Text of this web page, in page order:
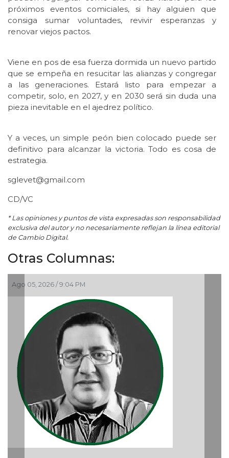
próximos eventos comiciales, si hay alguien que
consiga sumar voluntades, revivir esperanzas y
renovar viejos pactos.
Viene en pos de esa fuerza dormida un nuevo partido
que se empeña en resucitar las alianzas y congregar
a las generaciones. Estará listo para empezar a
competir, solo, en 2027, y en 2030 será sin duda una
pieza inevitable en el ajedrez político.
Y a veces, un simple peón bien colocado puede ser
definitivo para alcanzar la victoria. Todo es cosa de
estrategia.
sglevet@gmail.com
CD/VC
* Las opiniones y puntos de vista expresadas son responsabilidad
exclusiva del autor y no necesariamente reflejan la línea editorial
de Cambio Digital.
Otras Columnas: